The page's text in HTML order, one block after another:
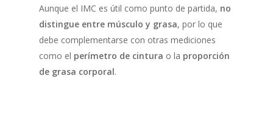
Aunque el IMC es útil como punto de partida, no
distingue entre músculo y grasa, por lo que
debe complementarse con otras mediciones
como el perímetro de cintura o la proporción
de grasa corporal.